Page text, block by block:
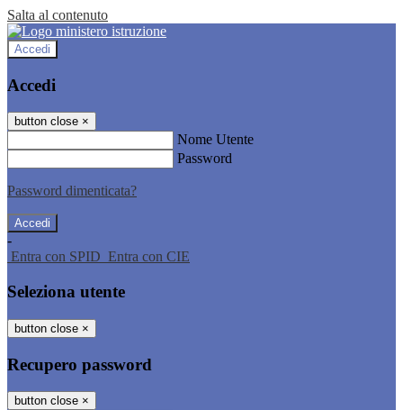
Salta al contenuto
Accedi
Accedi
button close ×
Nome Utente
Password
Password dimenticata?
-
Entra con SPID Entra con CIE
Seleziona utente
button close ×
Recupero password
button close ×